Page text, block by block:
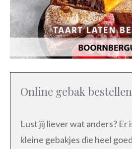
Online gebak bestellen
Lust jij liever wat anders? Er
kleine gebakjes die heel